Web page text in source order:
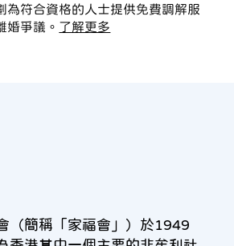
為符合資格的人士提供免費調解服
婚爭議。 了解更多
（簡稱「家福會」）於1949